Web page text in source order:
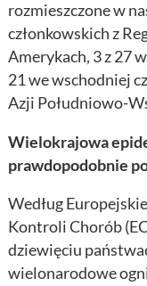
rozmieszczone w
członkowskich z
Amerykach, 3 z 27
21 we wschodniej
Azji Południowo-
Wielokrajowa
prawdopodobnie
Według
Kontroli Chorób
dziewięciu
wielonarodowe